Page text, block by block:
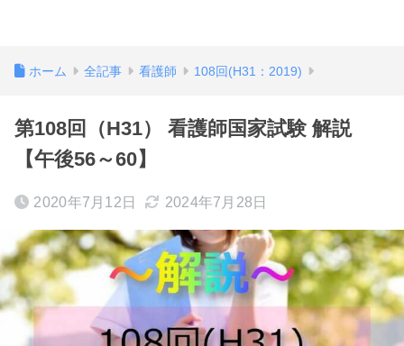
ホーム 全記事 看護師 108回(H31：2019)
第108回（H31） 看護師国家試験 解説
【午後56～60】
2020年7月12日 2024年7月28日